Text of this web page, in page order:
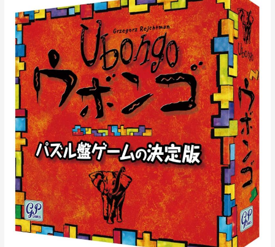
ン
ゴ
ス
タ
ン
ダ
ー
ド
版